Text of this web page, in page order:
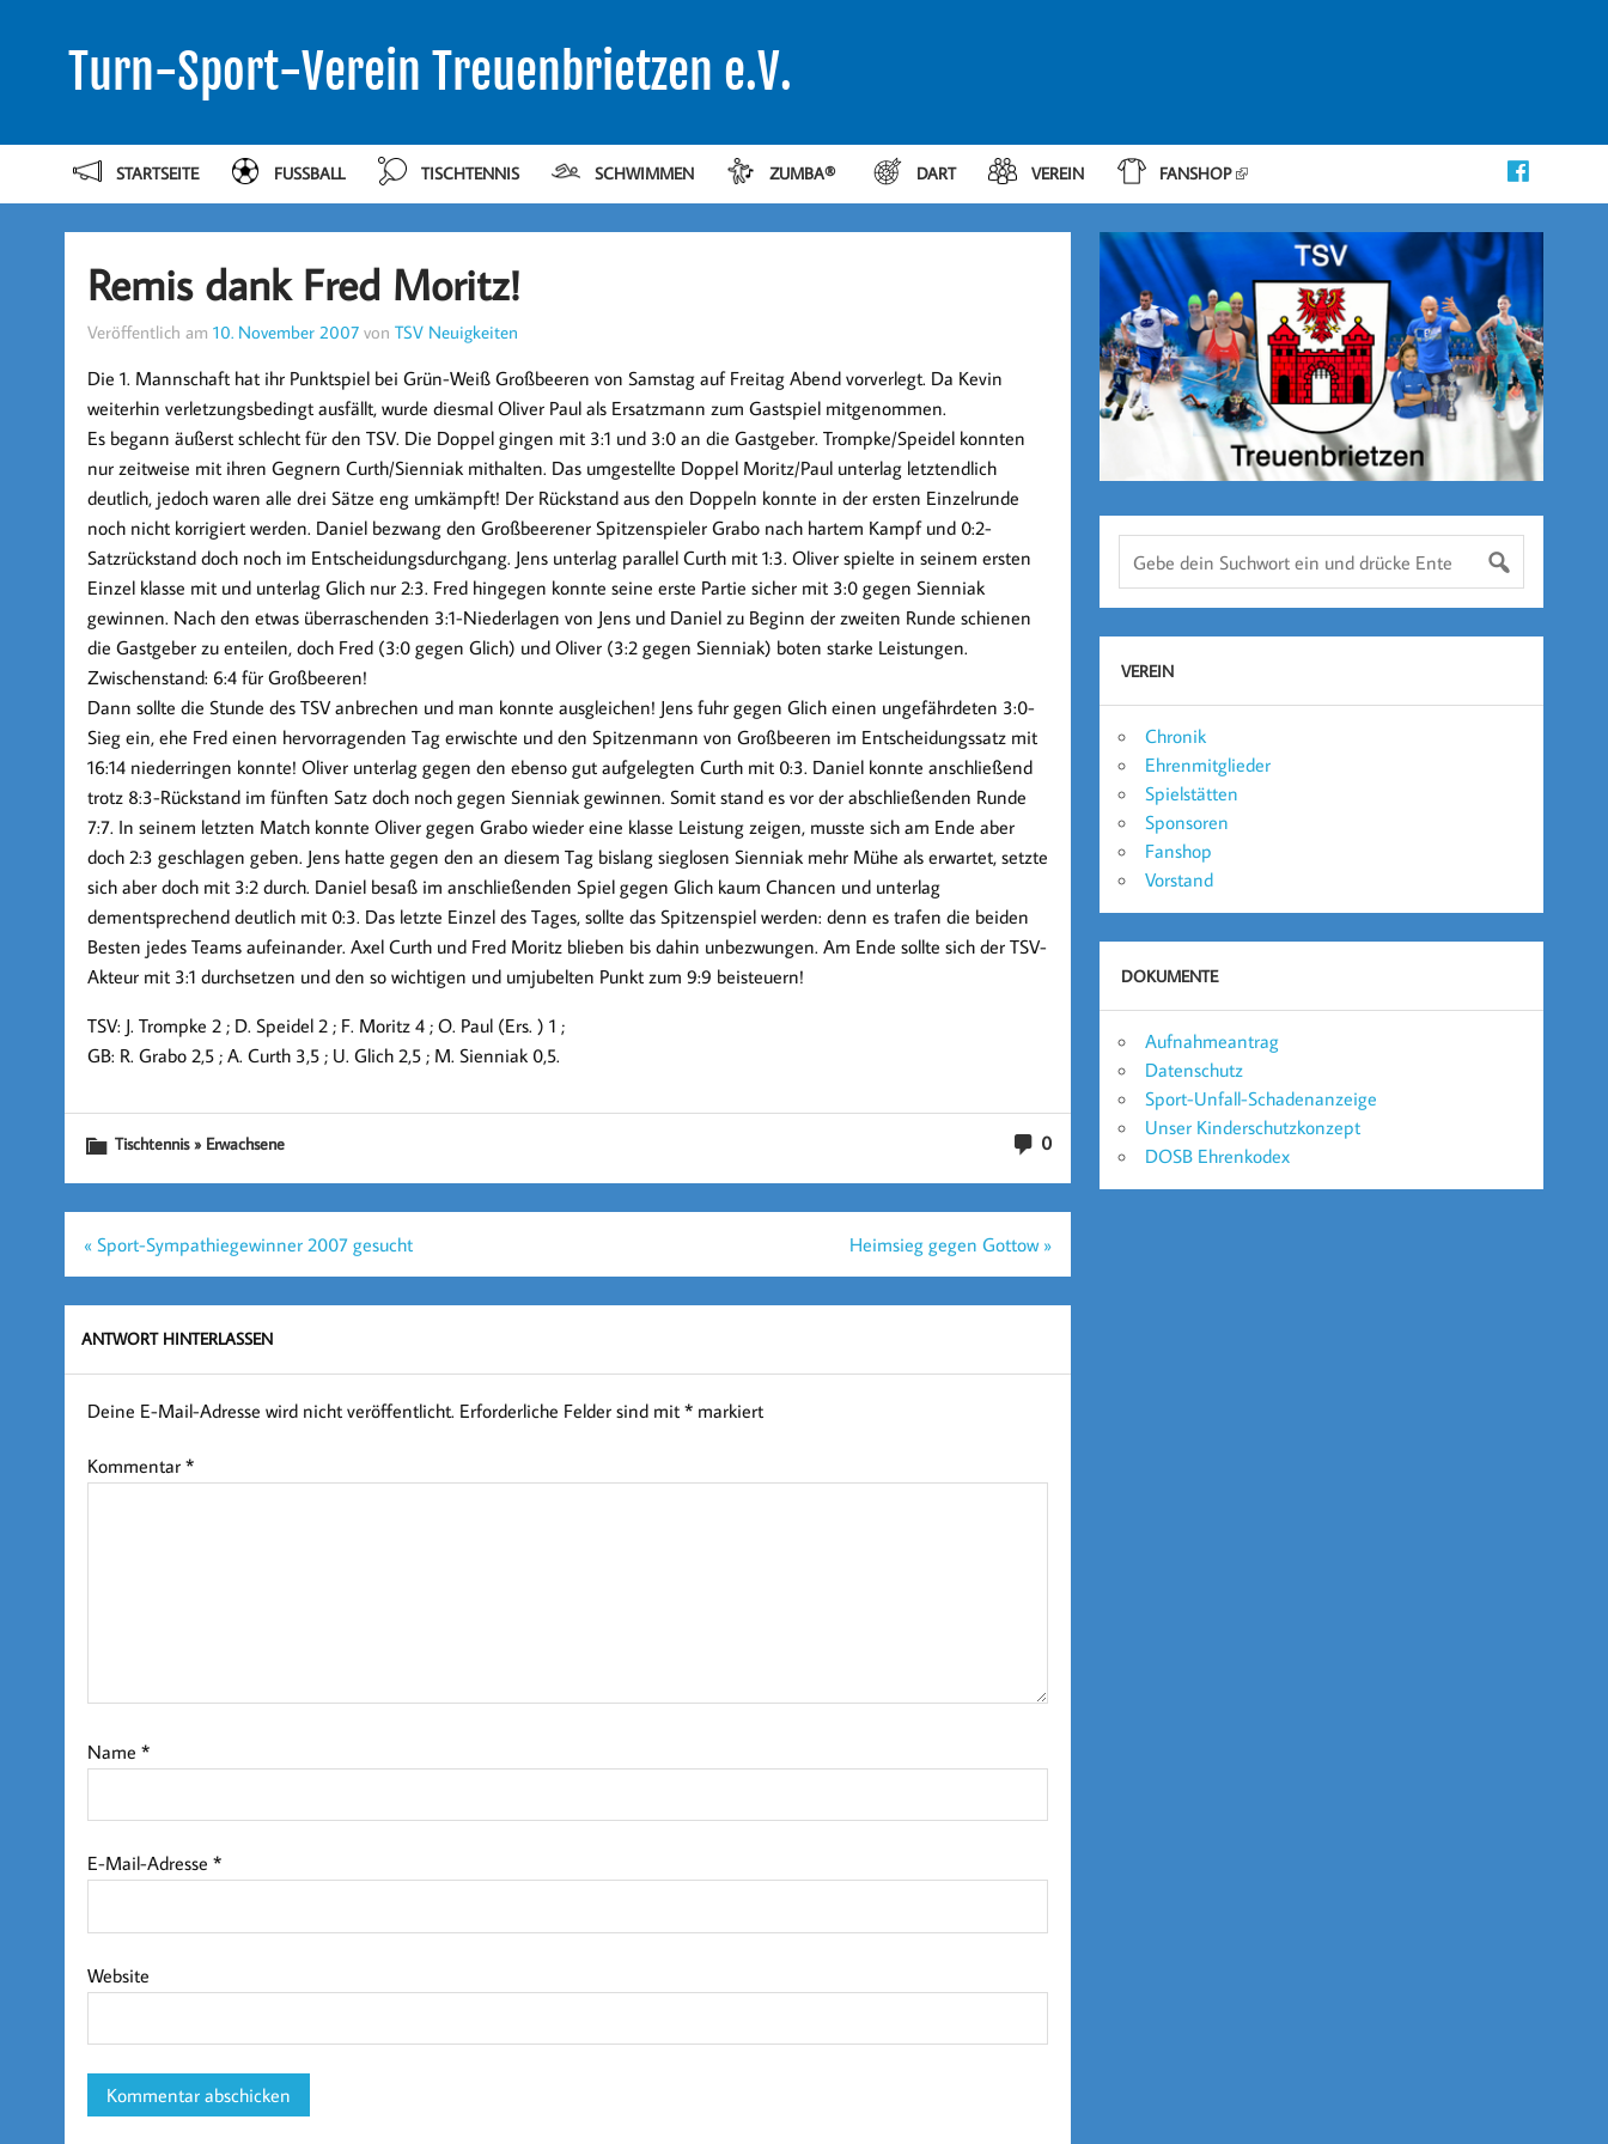
Turn-Sport-Verein Treuenbrietzen e.V.
STARTSEITE FUSSBALL TISCHTENNIS SCHWIMMEN ZUMBA® DART VEREIN FANSHOP
Remis dank Fred Moritz!
Veröffentlich am 10. November 2007von TSV Neuigkeiten
Die 1. Mannschaft hat ihr Punktspiel bei Grün-Weiß Großbeeren von Samstag auf Freitag Abend vorverlegt. Da Kevin
weiterhin verletzungsbedingt ausfällt, wurde diesmal Oliver Paul als Ersatzmann zum Gastspiel mitgenommen.
Es begann äußerst schlecht für den TSV. Die Doppel gingen mit 3:1 und 3:0 an die Gastgeber. Trompke/Speidel konnten
nur zeitweise mit ihren Gegnern Curth/Sienniak mithalten. Das umgestellte Doppel Moritz/Paul unterlag letztendlich
deutlich, jedoch waren alle drei Sätze eng umkämpft! Der Rückstand aus den Doppeln konnte in der ersten Einzelrunde
noch nicht korrigiert werden. Daniel bezwang den Großbeerener Spitzenspieler Grabo nach hartem Kampf und 0:2-
Satzrückstand doch noch im Entscheidungsdurchgang. Jens unterlag parallel Curth mit 1:3. Oliver spielte in seinem ersten
Einzel klasse mit und unterlag Glich nur 2:3. Fred hingegen konnte seine erste Partie sicher mit 3:0 gegen Sienniak
gewinnen. Nach den etwas überraschenden 3:1-Niederlagen von Jens und Daniel zu Beginn der zweiten Runde schienen
die Gastgeber zu enteilen, doch Fred (3:0 gegen Glich) und Oliver (3:2 gegen Sienniak) boten starke Leistungen.
Zwischenstand: 6:4 für Großbeeren!
Dann sollte die Stunde des TSV anbrechen und man konnte ausgleichen! Jens fuhr gegen Glich einen ungefährdeten 3:0-
Sieg ein, ehe Fred einen hervorragenden Tag erwischte und den Spitzenmann von Großbeeren im Entscheidungssatz mit
16:14 niederringen konnte! Oliver unterlag gegen den ebenso gut aufgelegten Curth mit 0:3. Daniel konnte anschließend
trotz 8:3-Rückstand im fünften Satz doch noch gegen Sienniak gewinnen. Somit stand es vor der abschließenden Runde
7:7. In seinem letzten Match konnte Oliver gegen Grabo wieder eine klasse Leistung zeigen, musste sich am Ende aber
doch 2:3 geschlagen geben. Jens hatte gegen den an diesem Tag bislang sieglosen Sienniak mehr Mühe als erwartet, setzte
sich aber doch mit 3:2 durch. Daniel besaß im anschließenden Spiel gegen Glich kaum Chancen und unterlag
dementsprechend deutlich mit 0:3. Das letzte Einzel des Tages, sollte das Spitzenspiel werden: denn es trafen die beiden
Besten jedes Teams aufeinander. Axel Curth und Fred Moritz blieben bis dahin unbezwungen. Am Ende sollte sich der TSV-
Akteur mit 3:1 durchsetzen und den so wichtigen und umjubelten Punkt zum 9:9 beisteuern!
TSV: J. Trompke 2 ; D. Speidel 2 ; F. Moritz 4 ; O. Paul (Ers. ) 1 ;
GB: R. Grabo 2,5 ; A. Curth 3,5 ; U. Glich 2,5 ; M. Sienniak 0,5.
0
Tischtennis » Erwachsene
Beitragsnavigation
« Sport-Sympathiegewinner 2007 gesucht Heimsieg gegen Gottow »
ANTWORT HINTERLASSEN
Deine E-Mail-Adresse wird nicht veröffentlicht. Erforderliche Felder sind mit *markiert
Kommentar *
Name *
E-Mail-Adresse *
Website
VEREIN
Chronik
Ehrenmitglieder
Spielstätten
Sponsoren
Fanshop
Vorstand
DOKUMENTE
Aufnahmeantrag
Datenschutz
Sport-Unfall-Schadenanzeige
Unser Kinderschutzkonzept
DOSB Ehrenkodex